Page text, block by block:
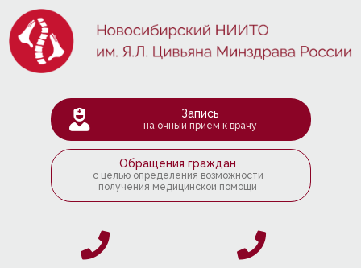
Запись
на очный приём к врачу
Обращения граждан
с целью определения возможности
получения медицинской помощи